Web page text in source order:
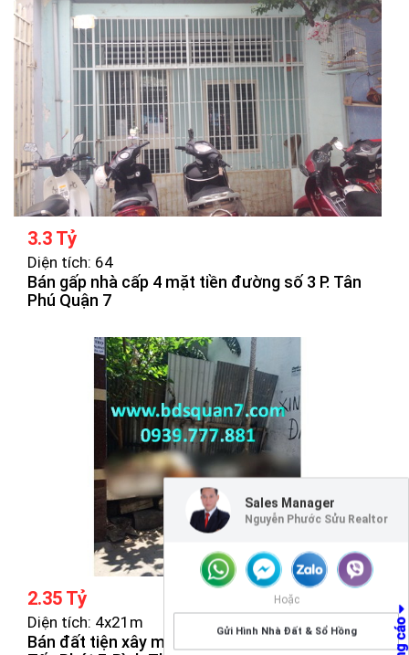
Sales Manager
Nguyễn Phước Sửu Realtor
Hoặc
Gửi Hình Nhà Đất & Sổ Hồng
3.3 Tỷ
Diện tích: 64
Bán gấp nhà cấp 4 mặt tiền đường số 3 P. Tân
Phú Quận 7
2.35 Tỷ
Diện tích: 4x21m
Bán đất tiện xây mới hẽm 5m đường Huỳnh